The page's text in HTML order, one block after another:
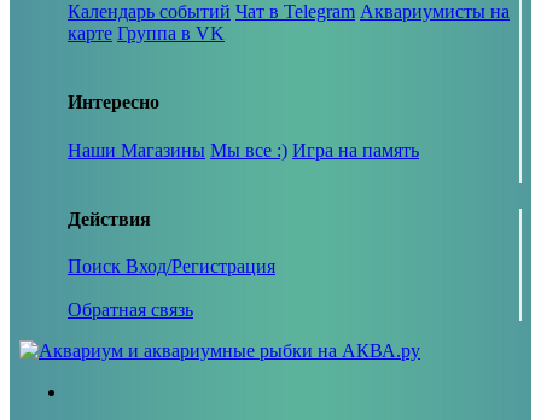
Календарь событий Чат в Telegram Аквариумисты на
карте Группа в VK
Интересно
Наши Магазины Мы все :) Игра на память
Действия
Поиск Вход/Регистрация
Обратная связь